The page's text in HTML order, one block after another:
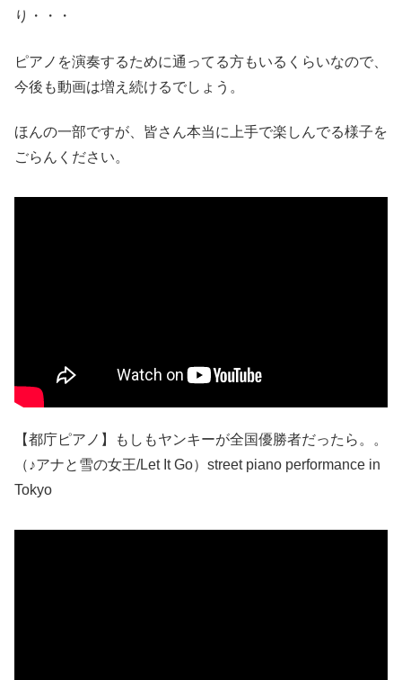
り・・・
ピアノを演奏するために通ってる方もいるくらいなので、
今後も動画は増え続けるでしょう。
ほんの一部ですが、皆さん本当に上手で楽しんでる様子を
ごらんください。
【都庁ピアノ】もしもヤンキーが全国優勝者だったら。。
（♪アナと雪の女王/Let It Go）street piano performance in
Tokyo